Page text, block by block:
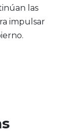
las
impulsar